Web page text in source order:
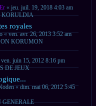
« jeu. juil. 19, 2018 4:03 am
KORULDIA
royales
«ven. avr. 26, 2013 3:52 am
KORUMON
ven. juin 15, 2012 8:16 pm
DE JEUX
«dim. mai 06, 2012 5:45
GENERALE